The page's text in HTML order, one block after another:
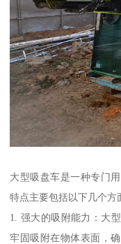
大型吸盘车是一种专门
特点主要包括以下几个方
1. 强大的吸附能力：大
牢固吸附在物体表面，